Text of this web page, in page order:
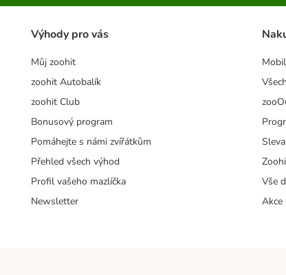
Výhody pro vás
Můj zoohit
zoohit Autobalík
zoohit Club
Bonusový program
Pomáhejte s námi zvířátkům
Přehled všech výhod
Profil vašeho mazlíčka
Newsletter
Vše